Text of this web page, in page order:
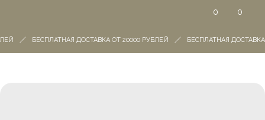
0
0
БЕСПЛАТНАЯ ДОСТАВКА ОТ 20000 РУБЛЕЙ БЕСПЛАТНАЯ ДОСТАВКА